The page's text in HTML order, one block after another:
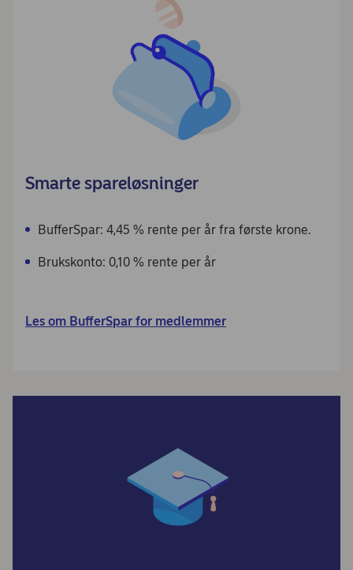
Smarte spareløsninger
BufferSpar: 4,45 % rente per år fra første krone.
Brukskonto: 0,10 % rente per år
Les om BufferSpar for medlemmer